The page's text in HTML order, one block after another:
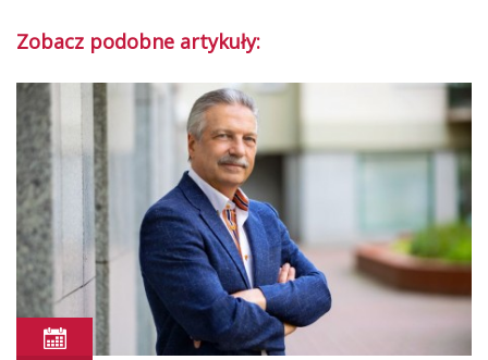
Zobacz podobne artykuły: